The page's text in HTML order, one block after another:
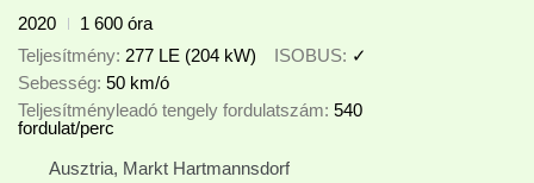
2020
1 600 óra
Teljesítmény 277 LE (204 kW) ISOBUS ✓
Sebesség 50 km/ó
Teljesítményleadó tengely fordulatszám 540
fordulat/perc
Ausztria, Markt Hartmannsdorf